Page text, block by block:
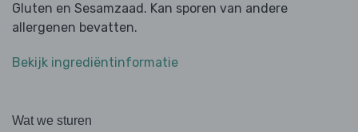
Gluten en Sesamzaad. Kan sporen van andere
allergenen bevatten.
Bekijk ingrediëntinformatie
Wat we sturen